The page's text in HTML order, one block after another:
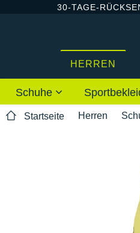
30-TAGE-
HERREN
Schuhe
Startseite Herren